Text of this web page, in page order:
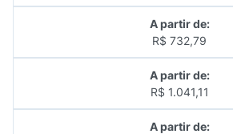
A partir de:
R$ 732,79
A partir de:
R$ 1.041,11
A partir de: